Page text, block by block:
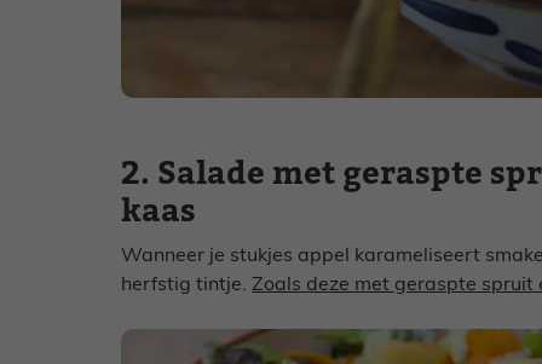
2. Salade met geraspte
kaas
Wanneer je stukjes appel karameliseert
herfstig tintje. Zoals deze met geraspte spruit